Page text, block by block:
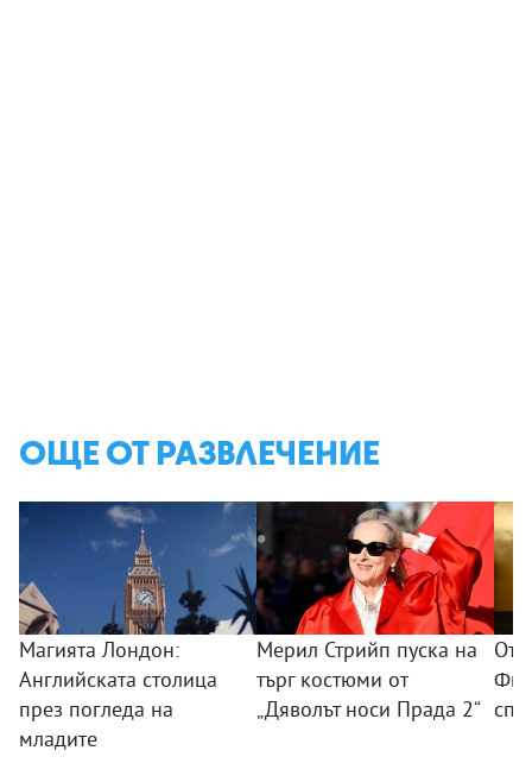
ОЩЕ ОТ РАЗВЛЕЧЕНИЕ
Магията Лондон:
Английската столица
през погледа на
младите
Мерил Стрийп пуска на
търг костюми от
„Дяволът носи Прада 2“
От